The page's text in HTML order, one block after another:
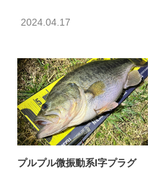
2024.04.17
プルプル微振動系I字プラグ